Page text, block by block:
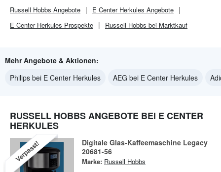
Russell Hobbs Angebote E Center Herkules Angebote
E Center Herkules Prospekte Russell Hobbs bei Marktkauf
Mehr Angebote & Aktionen:
Philips bei E Center Herkules
AEG bei E Center Herkules
RUSSELL HOBBS ANGEBOTE BEI E CENTER
HERKULES
Verpasst!
Digitale Glas-Kaffeemaschine Legacy
20681-56
Marke: Russell Hobbs